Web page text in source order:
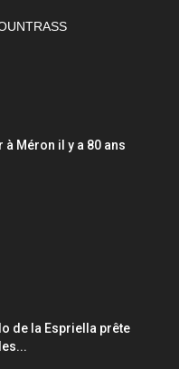
à Méron il y a 80 ans
de la Espriella prête